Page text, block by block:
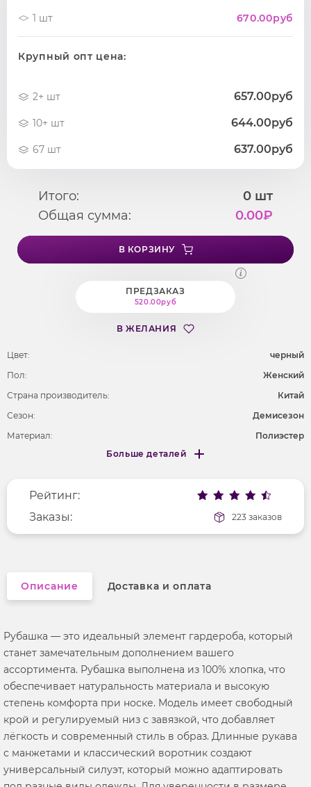
1 шт 670.00руб
Крупный опт цена:
2+ шт 657.00руб
10+ шт 644.00руб
67 шт 637.00руб
Итого: 0 шт
Общая сумма:
0.00₽
В КОРЗИНУ
ПРЕДЗАКАЗ
520.00руб
В ЖЕЛАНИЯ
Цвет:
черный
Пол:
Женский
Страна производитель:
Китай
Сезон:
Демисезон
Материал:
Полиэстер
Фактура материала
текстильный
Длина рукава
длинные
Вырез горловины
отложной воротник
Больше деталей
Меньше деталей
Рейтинг:
Заказы:
223 заказов
Описание Доставка и оплата
Рубашка — это идеальный элемент гардероба, который
станет замечательным дополнением вашего
ассортимента. Рубашка выполнена из 100% хлопка, что
обеспечивает натуральность материала и высокую
степень комфорта при носке. Модель имеет свободный
крой и регулируемый низ с завязкой, что добавляет
лёгкость и современный стиль в образ. Длинные рукава
с манжетами и классический воротник создают
универсальный силуэт, который можно адаптировать